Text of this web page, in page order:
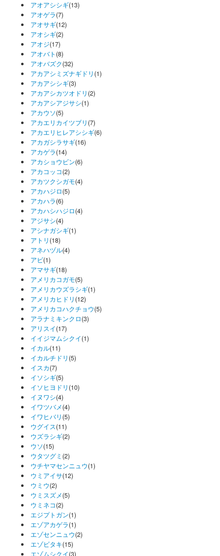
アオアシシギ(13)
アオゲラ(7)
アオサギ(12)
アオシギ(2)
アオジ(17)
アオバト (8)
アオバズク(32)
アカアシミズナギドリ (1)
アカアシシギ(3)
アカアシカツオドリ (2)
アカアシアジサシ(1)
アカウソ(5)
アカエリカイツブリ (7)
アカエリヒレアシシギ(6)
アカガシラサギ(16)
アカゲラ(14)
アカショウビン(6)
アカコッコ(2)
アカツクシガモ(4)
アカハジロ(5)
アカハラ(6)
アカハシハジロ(4)
アジサシ(4)
アシナガシギ(1)
アトリ (18)
アネハヅル(4)
アビ(1)
アマサギ(18)
アメリカコガモ(5)
アメリカウズラシギ(1)
アメリカヒドリ (12)
アメリカコハクチョウ(5)
アラナミキンクロ(3)
アリスイ(17)
イイジマムシクイ(1)
イカル(11)
イカルチドリ (5)
イスカ(7)
イソシギ(5)
イソヒヨドリ (10)
イヌワシ(4)
イワツバメ(4)
イワヒバリ (5)
ウグイス(11)
ウズラシギ(2)
ウソ(15)
ウタツグミ (2)
ウチヤマセンニュウ(1)
ウミアイサ(12)
ウミウ(2)
ウミスズメ(5)
ウミネコ(2)
エジプトガン(1)
エゾアカゲラ(1)
エゾセンニュウ(2)
エゾビタキ(15)
エゾムシクイ(3)